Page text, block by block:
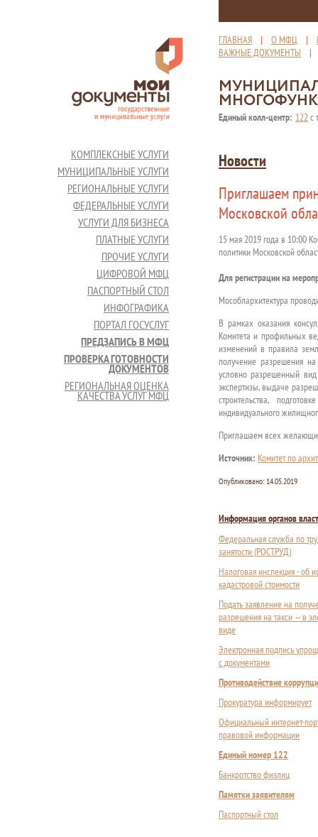
ГЛАВНАЯ | О МФЦ |
ВАЖНЫЕ ДОКУМЕНТЫ
Единый колл-центр: 122с
КОМПЛЕКСНЫЕ УСЛУГИ
МУНИЦИПАЛЬНЫЕ УСЛУГИ
РЕГИОНАЛЬНЫЕ УСЛУГИ
ФЕДЕРАЛЬНЫЕ УСЛУГИ
УСЛУГИ ДЛЯ БИЗНЕСА
ПЛАТНЫЕ УСЛУГИ
ПРОЧИЕ УСЛУГИ
ЦИФРОВОЙ МФЦ
ПАСПОРТНЫЙ СТОЛ
ИНФОГРАФИКА
ПОРТАЛ ГОСУСЛУГ
ПРЕДЗАПИСЬ В МФЦ
ПРОВЕРКА ГОТОВНОСТИ
ДОКУМЕНТОВ
РЕГИОНАЛЬНАЯ ОЦЕНКА
КАЧЕСТВА УСЛУГ МФЦ
Новости
Приглашаем
Московской
15 мая 2019 года в 10:00
политики Московской
Для регистрации на
Мособлархитектура
В рамках оказания
Комитета и профильных
изменений в правила
получение разрешения
условно разрешенный вид
экспертизы, выдаче
строительства,
индивидуального
Приглашаем всех
Источник: Комитет по
Опубликовано: 14.05.2019
Информация органов
Федеральная служба по
занятости (РОСТРУД)
Налоговая инспекция - об
кадастровой стоимости
Подать заявление на
разрешения на такси — в
виде
Электронная подпись
с документами
Противодействие
Прокуратура информирует
Официальный интернет-
правовой информации
Единый номер 122
Банкротство физлиц
Памятки заявителям
Паспортный стол